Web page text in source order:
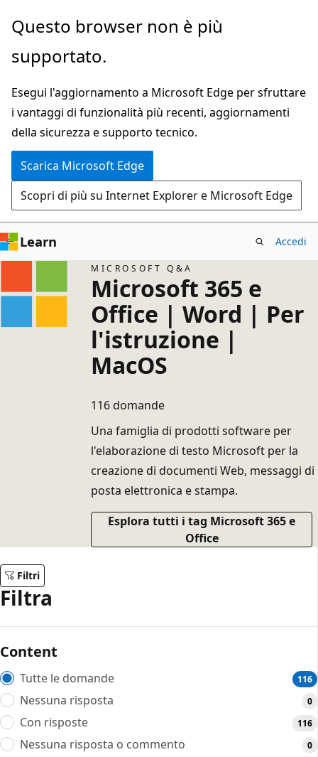
Ignora
passa
contenuto
principale
Questo browser non è più
supportato.
Esegui l'aggiornamento a Microsoft Edge per sfruttare
i vantaggi di funzionalità più recenti, aggiornamenti
della sicurezza e supporto tecnico.
Scarica Microsoft Edge
Scopri di più su Internet Explorer e Microsoft Edge
Learn Accedi
MICROSOFT Q&A
Microsoft 365 e
Office | Word | Per
l'istruzione |
MacOS
116 domande
Una famiglia di prodotti software per
l'elaborazione di testo Microsoft per la
creazione di documenti Web, messaggi di
posta elettronica e stampa.
Esplora tutti i tag Microsoft 365 e
Office
Filtri
Filtra
Content
Tutte le domande 116
Nessuna risposta 0
Con risposte 116
Nessuna risposta o commento 0